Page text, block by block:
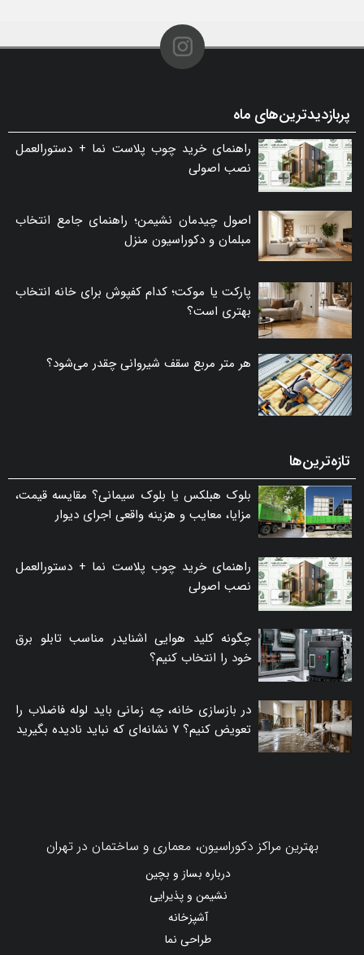
پربازدیدترین‌های ماه
راهنمای خرید چوب پلاست نما + دستورالعمل
نصب اصولی
اصول چیدمان نشیمن؛ راهنمای جامع انتخاب
مبلمان و دکوراسیون منزل
پارکت یا موکت؛ کدام کفپوش برای خانه انتخاب
بهتری است؟
هر متر مربع سقف شیروانی چقدر می‌شود؟
تازه‌ترین‌ها
بلوک هبلکس یا بلوک سیمانی؟ مقایسه قیمت،
مزایا، معایب و هزینه واقعی اجرای دیوار
راهنمای خرید چوب پلاست نما + دستورالعمل
نصب اصولی
چگونه کلید هوایی اشنایدر مناسب تابلو برق
خود را انتخاب کنیم؟
در بازسازی خانه، چه زمانی باید لوله فاضلاب را
تعویض کنیم؟ ۷ نشانه‌ای که نباید نادیده بگیرید
بهترین مراکز دکوراسیون، معماری و ساختمان در تهران
درباره بساز و بچین
نشیمن و پذیرایی
آشپزخانه
طراحی نما